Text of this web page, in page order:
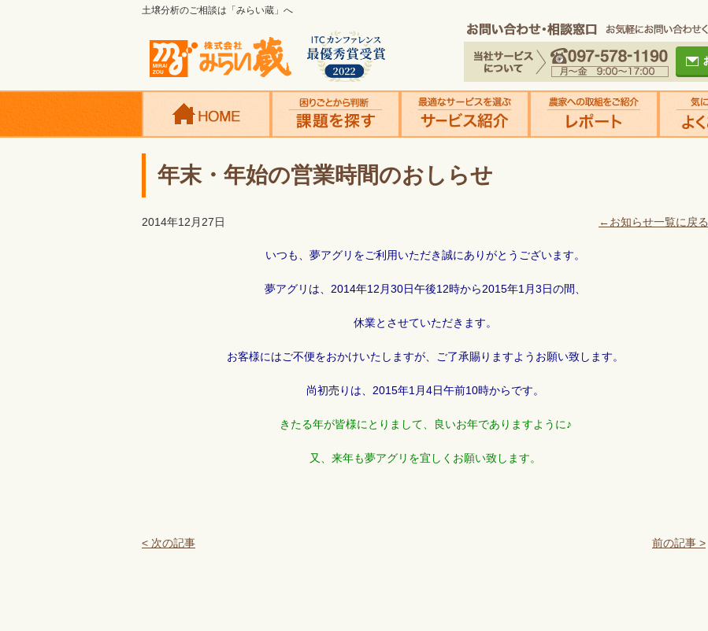
土壌分析のご相談は「みらい蔵」へ
年末・年始の営業時間のおしらせ
2014年12月27日 ←お知らせ一覧に戻る
いつも、夢アグリをご利用いただき誠にありがとうございます。
夢アグリは、2014年12月30日午後12時から2015年1月3日の間、
休業とさせていただきます。
お客様にはご不便をおかけいたしますが、ご了承賜りますようお願い致します。
尚初売りは、2015年1月4日午前10時からです。
きたる年が皆様にとりまして、良いお年でありますように♪
又、来年も夢アグリを宜しくお願い致します。
< 次の記事 前の記事 >